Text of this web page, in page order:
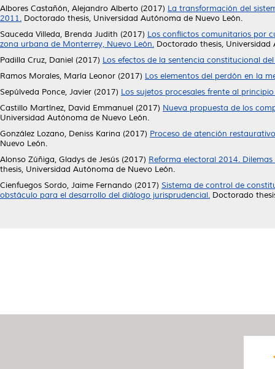
Albores Castañón, Alejandro Alberto (2017) La transformación del
2011. Doctorado thesis, Universidad Autónoma de Nuevo León.
Sauceda Villeda, Brenda Judith (2017) Los conflictos comunitarios por
zona urbana de Monterrey, Nuevo León. Doctorado thesis,
Padilla Cruz, Daniel (2017) Los efectos de la sentencia constitucional
Ramos Morales, María Leonor (2017) Los elementos del perdón en la
Sepúlveda Ponce, Javier (2017) Los sujetos procesales frente al
Castillo Martínez, David Emmanuel (2017) Nueva propuesta de los
Universidad Autónoma de Nuevo León.
González Lozano, Deniss Karina (2017) Proceso de atención
Nuevo León.
Alonso Zúñiga, Gladys de Jesús (2017) Reforma electoral 2014.
thesis, Universidad Autónoma de Nuevo León.
Cienfuegos Sordo, Jaime Fernando (2017) Sistema de control de
obstáculo para el desarrollo del diálogo jurisprudencial. Doctorado